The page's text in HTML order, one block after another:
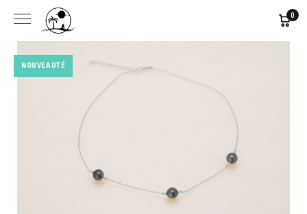
0
NOUVEAUTÉ
NOUVEAUTÉ
NOUVEAUTÉ